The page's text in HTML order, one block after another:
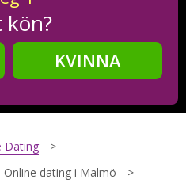
kön?
KVINNA
2
Dating
Online dating i Malmö